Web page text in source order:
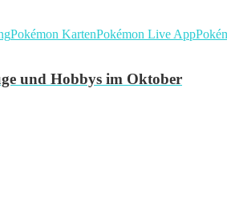
Pokémon KartenPokémon Live App
und Hobbys im Oktober